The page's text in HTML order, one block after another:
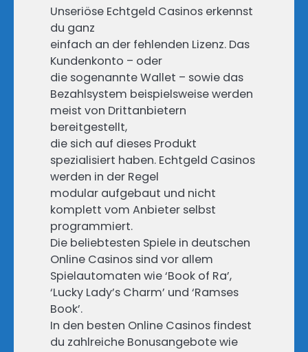
Unseriöse Echtgeld Casinos erkennst
du ganz
einfach an der fehlenden Lizenz. Das
Kundenkonto – oder
die sogenannte Wallet – sowie das
Bezahlsystem beispielsweise werden
meist von Drittanbietern
bereitgestellt,
die sich auf dieses Produkt
spezialisiert haben. Echtgeld Casinos
werden in der Regel
modular aufgebaut und nicht
komplett vom Anbieter selbst
programmiert.
Die beliebtesten Spiele in deutschen
Online Casinos sind vor allem
Spielautomaten wie ‘Book of Ra’,
‘Lucky Lady’s Charm’ und ‘Ramses
Book’.
In den besten Online Casinos findest
du zahlreiche Bonusangebote wie